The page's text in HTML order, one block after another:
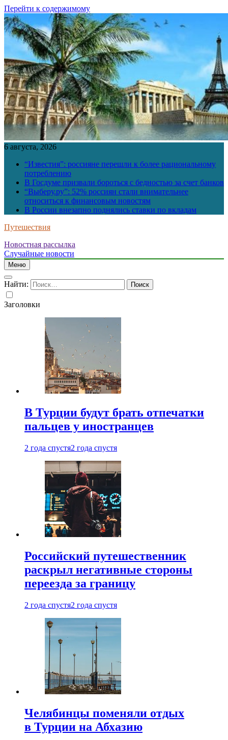
Перейти к содержимому
6 августа, 2026
“Известия”: россияне перешли к более рациональному
потреблению
В Госдуме призвали бороться с бедностью за счет банков
“Выберу.ру”: 52% россиян стали внимательнее
относиться к финансовым новостям
В России внезапно поднялись ставки по вкладам
Путешествия
Новостная рассылка
Случайные новости
Меню
Найти:
Заголовки
В Турции будут брать отпечатки
пальцев у иностранцев
2 года спустя2 года спустя
Российский путешественник
раскрыл негативные стороны
переезда за границу
2 года спустя2 года спустя
Челябинцы поменяли отдых
в Турции на Абхазию